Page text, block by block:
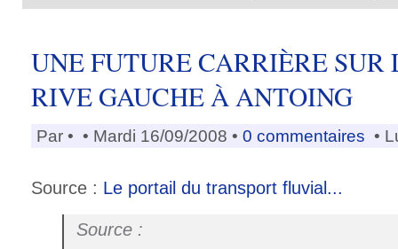
UNE FUTURE CARRIÈRE SUR
RIVE GAUCHE À ANTOING
Par • • Mardi 16/09/2008 • 0 commentaires •
Source : Le portail du transport fluvial...
Source :